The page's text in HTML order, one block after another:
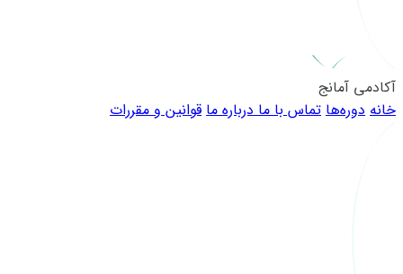
آکادمی آمانج
خانه دوره‌ها تماس با مادرباره ما قوانین و مقررات